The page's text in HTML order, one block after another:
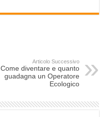
Articolo Successivo
Come diventare e quanto
guadagna un Operatore
Ecologico